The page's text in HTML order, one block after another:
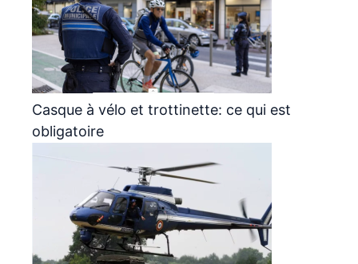
Casque à vélo et trottinette: ce qui est
obligatoire